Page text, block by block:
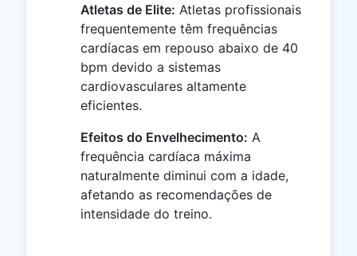
Atletas de Elite: Atletas profissionais
frequentemente têm frequências
cardíacas em repouso abaixo de 40
bpm devido a sistemas
cardiovasculares altamente
eficientes.
Efeitos do Envelhecimento: A
frequência cardíaca máxima
naturalmente diminui com a idade,
afetando as recomendações de
intensidade do treino.